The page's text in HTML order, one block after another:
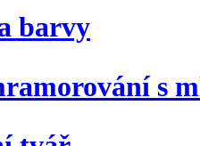
barvy
s